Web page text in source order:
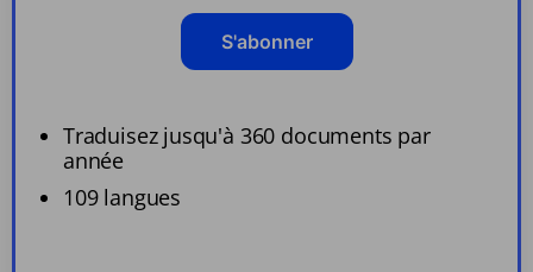
S'abonner
Traduisez jusqu'à 360 documents par
année
109 langues